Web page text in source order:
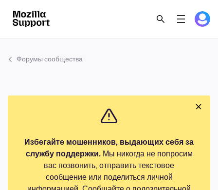
Форумы сообщества
Избегайте мошенников, выдающих себя за
службу поддержки.Мы никогда не попросим
вас позвонить, отправить текстовое
сообщение или поделиться личной